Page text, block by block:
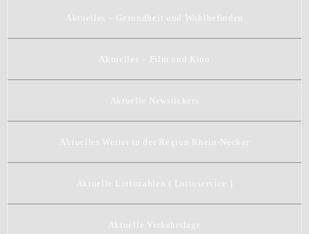
Aktuelles – Gesundheit und Wohlbefinden
Aktuelles – Film und Kino
Aktuelle Newstickers
Aktuelles Wetter in der Region Rhein-Neckar
Aktuelle Lottozahlen ( Lottoservice )
Aktuelle Verkehrslage